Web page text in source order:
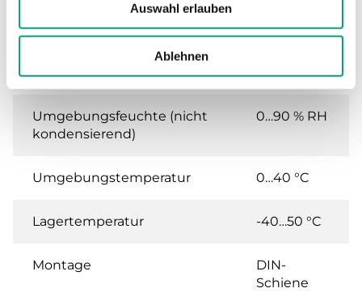
Auswahl erlauben
Ablehnen
Elektroheizungsregler, 3 Phasen,
210...415V, 40 A, DIN-Schienenmontage
Schutzart IP20
Umgebungsfeuchte (nicht
kondensierend)
0…90 % RH
Umgebungstemperatur 0…40 °C
Lagertemperatur -40…50 °C
Montage
DIN-
Schiene